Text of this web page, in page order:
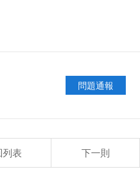
問題通報
列表 下一則